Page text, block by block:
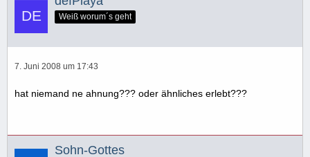
Weiß worum´s geht
7. Juni 2008 um 17:43
hat niemand ne ahnung??? oder ähnliches erlebt???
Sohn-Gottes